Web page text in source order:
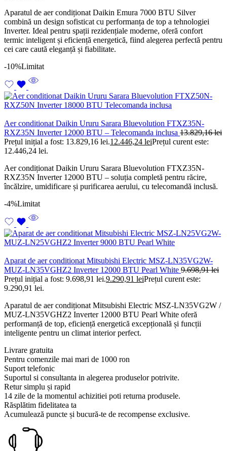
Aparatul de aer condiționat Daikin Emura 7000 BTU Silver
combină un design sofisticat cu performanța de top a tehnologiei
Inverter. Ideal pentru spații rezidențiale moderne, oferă confort
termic inteligent și eficiență energetică, fiind alegerea perfectă pentru
cei care caută eleganță și fiabilitate.
-10%Limitat
Aer conditionat Daikin Ururu Sarara Bluevolution FTXZ35N-
RXZ35N Inverter 12000 BTU – Telecomanda inclusa 13.829,16lei
Prețul inițial a fost: 13.829,16 lei.12.446,24 leiPrețul curent este:
12.446,24 lei.
Aer condiționat Daikin Ururu Sarara Bluevolution FTXZ35N-
RXZ35N Inverter 12000 BTU – soluția completă pentru răcire,
încălzire, umidificare și purificarea aerului, cu telecomandă inclusă.
-4%Limitat
Aparat de aer conditionat Mitsubishi Electric MSZ-LN35VG2W-
MUZ-LN35VGHZ2 Inverter 12000 BTU Pearl White 9.698,91lei
Prețul inițial a fost: 9.698,91 lei.9.290,91 leiPrețul curent este:
9.290,91 lei.
Aparatul de aer condiționat Mitsubishi Electric MSZ-LN35VG2W /
MUZ-LN35VGHZ2 Inverter 12000 BTU Pearl White oferă
performanță de top, eficiență energetică excepțională și funcții
inteligente pentru un climat interior perfect.
Livrare gratuita
Pentru comenzile mai mari de 1000 ron
Suport telefonic
Suportul si consultanta in alegerea produselor potrivite.
Retur simplu și rapid
14 zile de la momentul achizitiei poti returna produsele.
Răsplătim fidelitatea ta
Acumulează puncte și bucură-te de recompense exclusive.